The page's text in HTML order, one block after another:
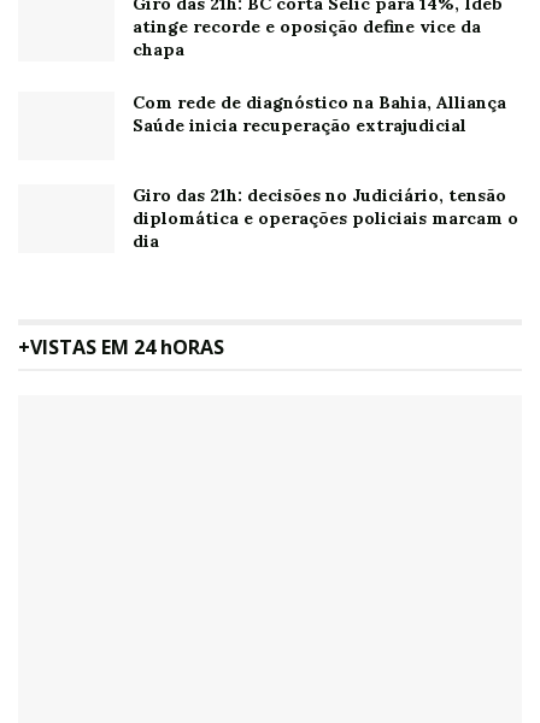
atinge recorde e oposição define vice da
chapa
Com rede de diagnóstico na Bahia, Alliança
Saúde inicia recuperação extrajudicial
Giro das 21h: decisões no Judiciário, tensão
diplomática e operações policiais marcam o
dia
+VISTAS EM 24 hORAS